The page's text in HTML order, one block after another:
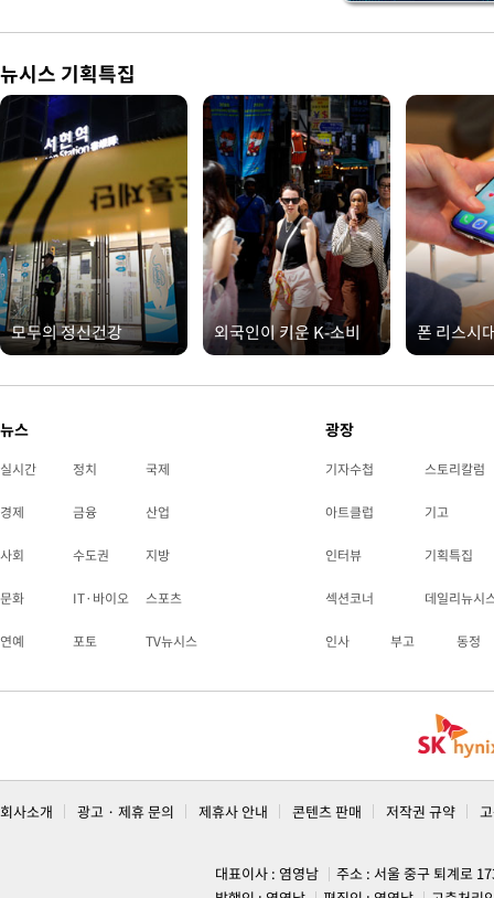
뉴시스 기획특집
모두의 정신건강 외국인이 키운 K-소비 폰 리스시
뉴스
실시간 정치 국제
경제 금융 산업
사회 수도권 지방
문화 IT·바이오 스포츠
연예 포토 TV뉴시스
광장
기자수첩 스토리칼럼
아트클럽 기고
인터뷰 기획특집
섹션코너 데일리뉴시
인사 부고 동정
회사소개 광고 · 제휴 문의 제휴사 안내 콘텐츠 판매 저작권 규약
대표이사 : 염영남
주소 : 서울 중구 퇴계로